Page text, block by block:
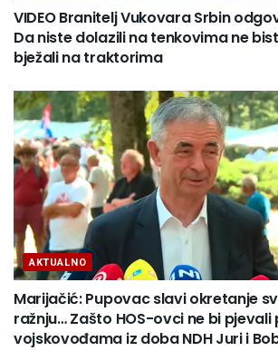
VIDEO Branitelj Vukovara Srbin
Da niste dolazili na tenkovima ne
bježali na traktorima
AKTUALNO
Marijačić: Pupovac slavi okretanje
ražnju… Zašto HOS-ovci ne bi pjevali
vojskovođama iz doba NDH Juri i